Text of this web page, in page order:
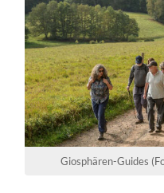
Giosphären-Guides